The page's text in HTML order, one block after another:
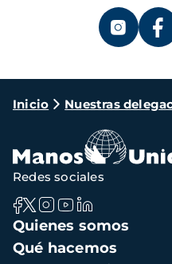
Ruta
navegación
Inicio Nuestras
Navegación
principal
Quienes somos
Qué hacemos
Redes sociales